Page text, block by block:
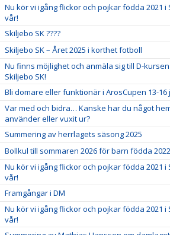
Nu kör vi igång flickor och pojkar födda 2021 i
vår!
Skiljebo SK ????
Skiljebo SK – Året 2025 i korthet fotboll
Nu finns möjlighet och anmäla sig till D-
Skiljebo SK!
Bli domare eller funktionär i ArosCupen 13-16
Var med och bidra… Kanske har du något
använder eller vuxit ur?
Summering av herrlagets säsong 2025
Bollkul till sommaren 2026 för barn födda 2022
Nu kör vi igång flickor och pojkar födda 2021 i
vår!
Framgångar i DM
Nu kör vi igång flickor och pojkar födda 2021 i
vår!